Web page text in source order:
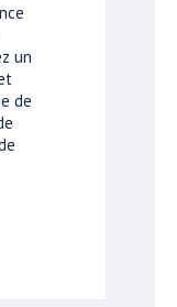
un
de